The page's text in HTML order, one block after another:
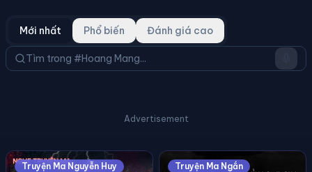
Mới nhất Phổ biến Đánh giá cao
Advertisement
Truyện Ma Nguyễn Huy Truyện Ma Ngắn